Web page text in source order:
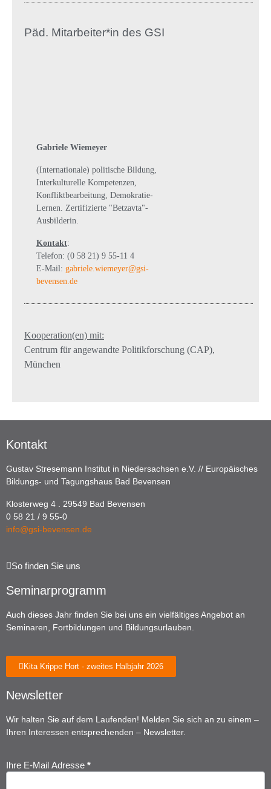
Päd. Mitarbeiter*in des GSI
Gabriele Wiemeyer
(Internationale) politische Bildung,
Interkulturelle Kompetenzen,
Konfliktbearbeitung, Demokratie-
Lernen. Zertifizierte "Betzavta"-
Ausbilderin.
Kontakt:
Telefon: (0 58 21) 9 55-11 4
E-Mail: gabriele.wiemeyer@gsi-
bevensen.de
Kooperation(en) mit:
Centrum für angewandte Politikforschung (CAP),
München
Kontakt
Gustav Stresemann Institut in Niedersachsen e.V. // Europäisches
Bildungs- und Tagungshaus Bad Bevensen
Klosterweg 4 . 29549 Bad Bevensen
0 58 21 / 9 55-0
info@gsi-bevensen.de
So finden Sie uns
Seminarprogramm
Auch dieses Jahr finden Sie bei uns ein vielfältiges Angebot an
Seminaren, Fortbildungen und Bildungsurlauben.
Kita Krippe Hort - zweites Halbjahr 2026
Newsletter
Wir halten Sie auf dem Laufenden! Melden Sie sich an zu einem –
Ihren Interessen entsprechenden – Newsletter.
Newsletter
Ihre E-Mail Adresse *